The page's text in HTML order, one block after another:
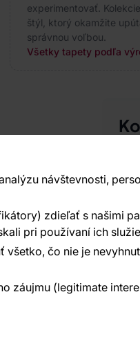
návštevnosti,
zdieľať s našimi
pri používaní ich
čo nie je
záujmu (legitimate
experimentovať.
štýl, ktorý okamžite
správnou voľbou.
Všetky tapety podľa